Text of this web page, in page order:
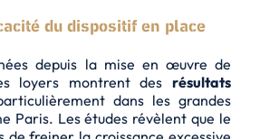
du dispositif en place
depuis la mise en œuvre de
loyers montrent des résultats
dans les grandes
Paris. Les études révèlent que le